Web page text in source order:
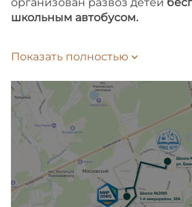
школьным автобусом.
на автобусе-шаттле, в
от выбранного маршрута.
на зачисление ребенка в
на Госуслугах.
Внутри жилого комплекса
школа и детский сад, которые
после сдачи второй очереди.
Ближайшие детские сады
Показать полностью